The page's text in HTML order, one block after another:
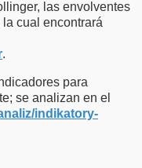
las envolventes
cual encontrará
.
para
se analizan en el
indikatory-